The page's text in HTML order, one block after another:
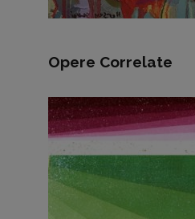
Opere Correlate